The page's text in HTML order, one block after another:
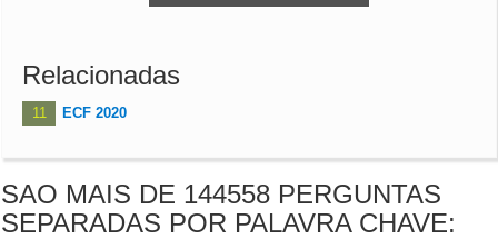
Relacionadas
11 ECF 2020
SAO MAIS DE 144558 PERGUNTAS
SEPARADAS POR PALAVRA CHAVE: